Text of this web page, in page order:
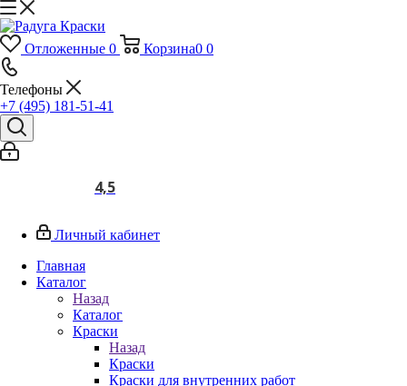
Отложенные 0 Корзина0 0
Телефоны
+7 (495) 181-51-41
4,5
Личный кабинет
Главная
Каталог
Назад
Каталог
Краски
Назад
Краски
Краски для внутренних работ